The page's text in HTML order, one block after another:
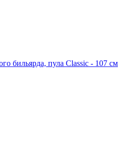
бильярда, пула Classic - 107 см